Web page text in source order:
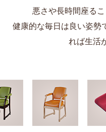
悪さや長時間座る
健康的な毎日は良い姿勢
れば生活